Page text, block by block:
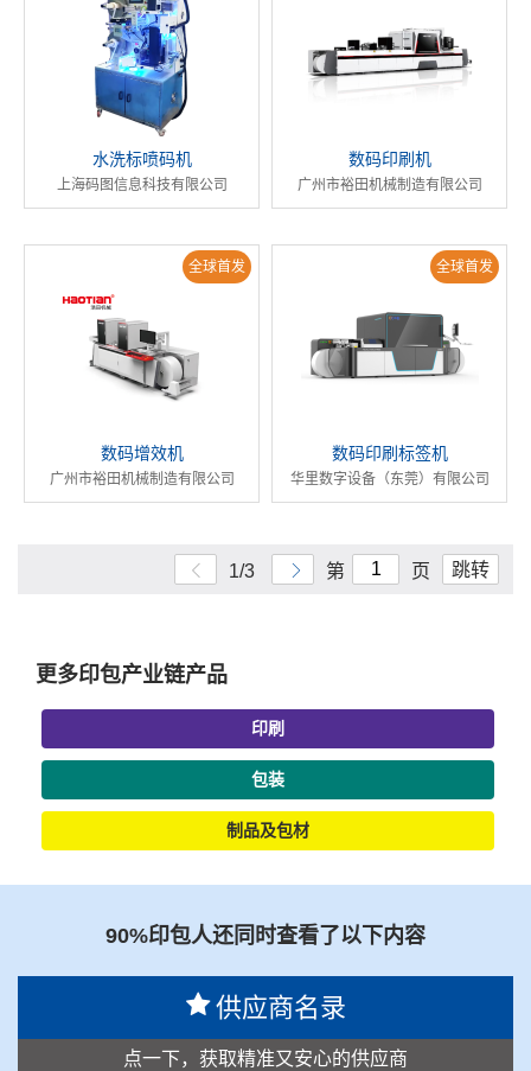
水洗标喷码机
上海码图信息科技有限公司
数码印刷机
广州市裕田机械制造有限公司
全球首发
数码增效机
广州市裕田机械制造有限公司
全球首发
数码印刷标签机
华里数字设备（东莞）有限公司
1/3 第 页 跳转
更多印包产业链产品
印刷
包装
制品及包材
90%印包人还同时查看了以下内容
供应商名录
点一下，获取精准又安心的供应商